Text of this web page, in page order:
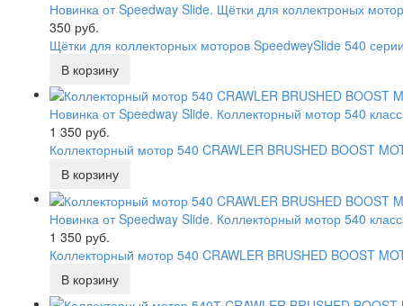
Новинка от Speedway Slide. Щётки для коллектроных
350 руб.
Щётки для коллекторных моторов SpeedweySlide 540
Новинка от Speedway Slide. Коллекторный мотор 540
1 350 руб.
Коллекторный мотор 540 CRAWLER BRUSHED BOOST
Новинка от Speedway Slide. Коллекторный мотор 540
1 350 руб.
Коллекторный мотор 540 CRAWLER BRUSHED BOOST